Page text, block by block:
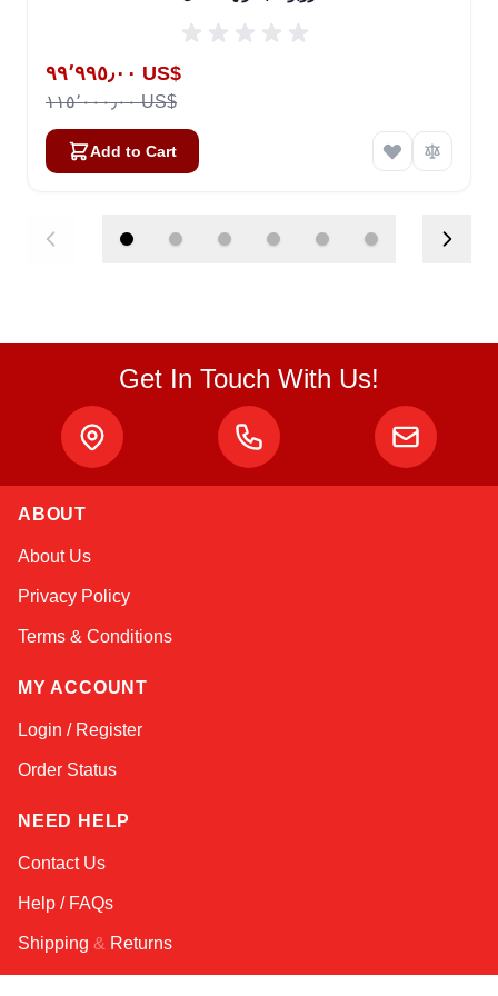
Special Price ٩٩٬٩٩٥٫٠٠ US$
١١٥٬٠٠٠٫٠٠ US$
Add to Cart
Get In Touch With Us!
ABOUT
About Us
Privacy Policy
Terms & Conditions
MY ACCOUNT
Login / Register
Order Status
NEED HELP
Contact Us
Help / FAQs
Shipping & Returns